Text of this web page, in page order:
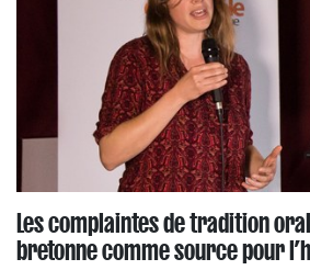
Les complaintes de tradition
bretonne comme source pour